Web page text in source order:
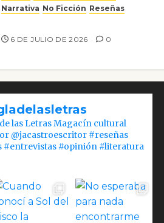
Narrativa No Ficción Reseñas
6 DE JULIO DE 2026 0
las Letras Magacín cultural
@jacastroescritor #reseñas
#entrevistas #opinión #literatura